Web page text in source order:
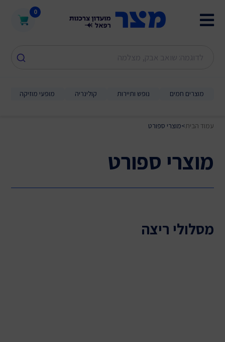
0
נופש ותיירות קולינריה מופעי מוזיקה מוצרים חמים
עמוד הבית>מוצרי ספורט
מוצרי ספורט
מסלולי ריצה